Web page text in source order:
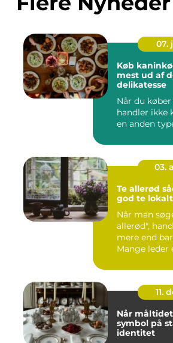
07.
Køb
mest ud af
delikatesse
Når du
handler ikke
en anden
03.
Te allerød sådan finder du
god te
Når man
allerød",
mere end
Mange leder
11.
Når
symbol på
identitet